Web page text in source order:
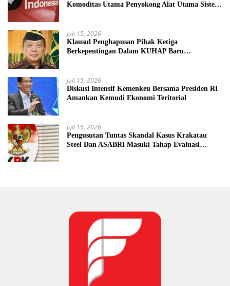
Komoditas Utama Penyokong Alat Utama Sistem
Juli 15, 2026
Klausul Penghapusan Pihak Ketiga
Berkepentingan Dalam KUHAP Baru
Juli 15, 2026
Diskusi Intensif Kemenkeu Bersama Presiden RI
Amankan Kemudi Ekonomi Teritorial
Juli 15, 2026
Pengusutan Tuntas Skandal Kasus Krakatau
Steel Dan ASABRI Masuki Tahap Evaluasi